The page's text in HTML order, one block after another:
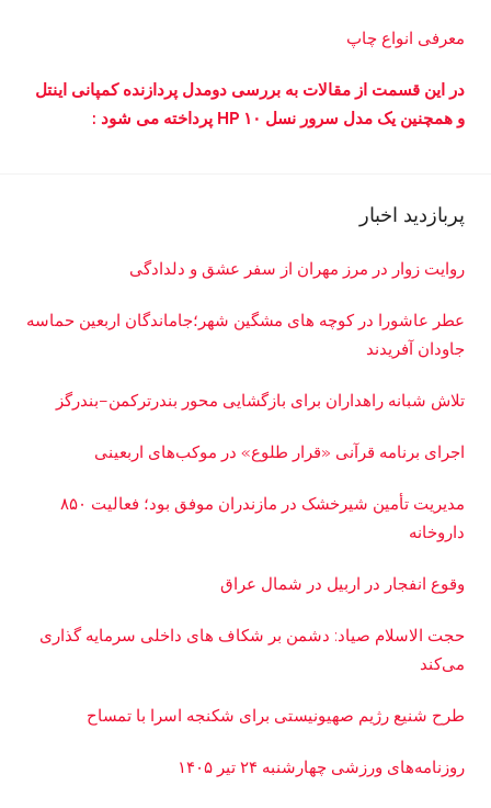
معرفی انواع چاپ
در این قسمت از مقالات به بررسی دو‌مدل پردازنده کمپانی اینتل
و همچنین یک مدل سرور نسل ۱۰ HP پرداخته می شود :
پربازدید اخبار
روایت زوار در مرز مهران از سفر عشق و دلدادگی
عطر عاشورا در کوچه های مشگین شهر؛جاماندگان اربعین حماسه
جاودان آفریدند
تلاش شبانه راهداران برای بازگشایی محور بندرترکمن–بندرگز
اجرای برنامه قرآنی «قرار طلوع» در موکب‌های اربعینی
مدیریت تأمین شیرخشک در مازندران موفق بود؛ فعالیت ۸۵۰
داروخانه
وقوع انفجار در اربیل در شمال عراق
حجت الاسلام صیاد: دشمن بر شکاف‌ های داخلی سرمایه‌ گذاری
می‌کند
طرح شنیع رژیم صهیونیستی برای شکنجه اسرا با تمساح
روزنامه‌های ورزشی چهارشنبه ۲۴ تیر ۱۴۰۵